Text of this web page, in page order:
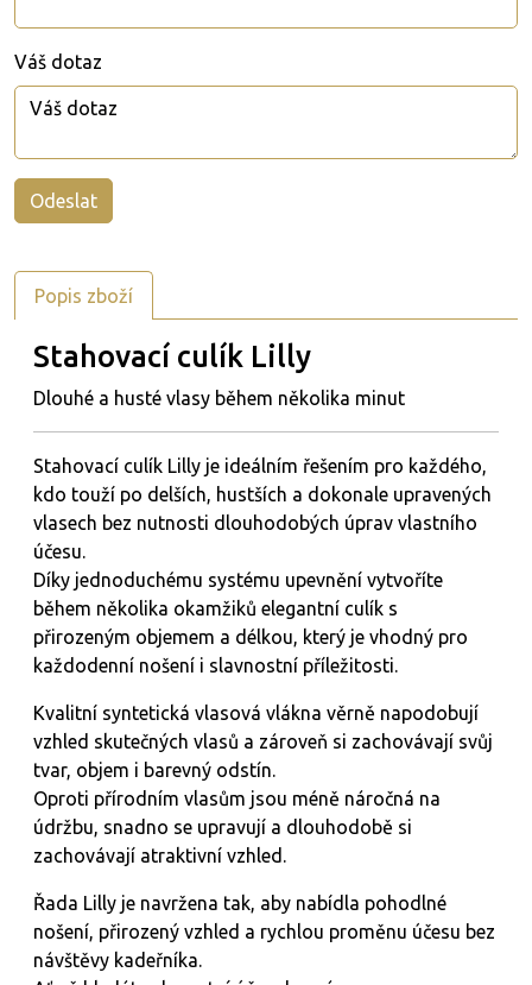
Váš dotaz
Popis zboží
Stahovací culík Lilly
Dlouhé a husté vlasy během několika minut
Stahovací culík Lilly je ideálním řešením pro každého,
kdo touží po delších, hustších a dokonale upravených
vlasech bez nutnosti dlouhodobých úprav vlastního
účesu.
Díky jednoduchému systému upevnění vytvoříte
během několika okamžiků elegantní culík s
přirozeným objemem a délkou, který je vhodný pro
každodenní nošení i slavnostní příležitosti.
Kvalitní syntetická vlasová vlákna věrně napodobují
vzhled skutečných vlasů a zároveň si zachovávají svůj
tvar, objem i barevný odstín.
Oproti přírodním vlasům jsou méně náročná na
údržbu, snadno se upravují a dlouhodobě si
zachovávají atraktivní vzhled.
Řada Lilly je navržena tak, aby nabídla pohodlné
nošení, přirozený vzhled a rychlou proměnu účesu bez
návštěvy kadeřníka.